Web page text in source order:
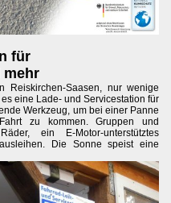
für
mehr
Reiskirchen-Saasen, nur wenige
eine Lade- und Servicestation für
Werkzeug, um bei einer Panne
zu kommen. Gruppen und
ein E-Motor-unterstütztes
Die Sonne speist eine